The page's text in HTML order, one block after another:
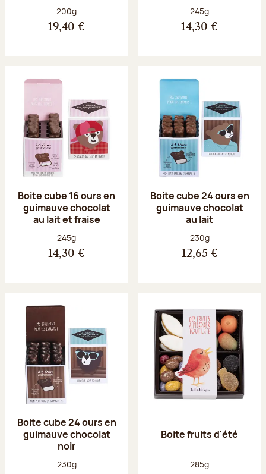
Poids net :
200g
19,40 €
Poids net :
245g
14,30 €
Boite cube 16 ours en
guimauve chocolat
au lait et fraise
Poids net :
245g
14,30 €
Boite cube 24 ours en
guimauve chocolat
au lait
Poids net :
230g
12,65 €
Boite cube 24 ours en
guimauve chocolat
noir
Poids net :
230g
Boite fruits d'été
Poids net :
285g